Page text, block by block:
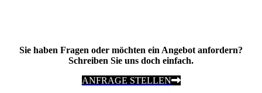
Sie haben Fragen oder möchten ein Angebot anfordern?
Schreiben Sie uns doch einfach.
ANFRAGE STELLEN